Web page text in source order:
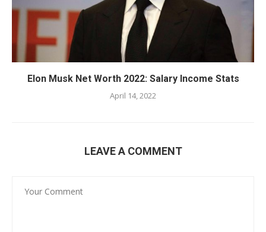
Elon Musk Net Worth 2022: Salary Income Stats
April 14, 2022
LEAVE A COMMENT